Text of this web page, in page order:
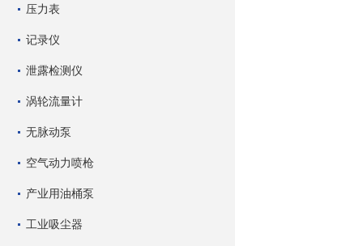
压力表
记录仪
泄露检测仪
涡轮流量计
无脉动泵
空气动力喷枪
产业用油桶泵
工业吸尘器